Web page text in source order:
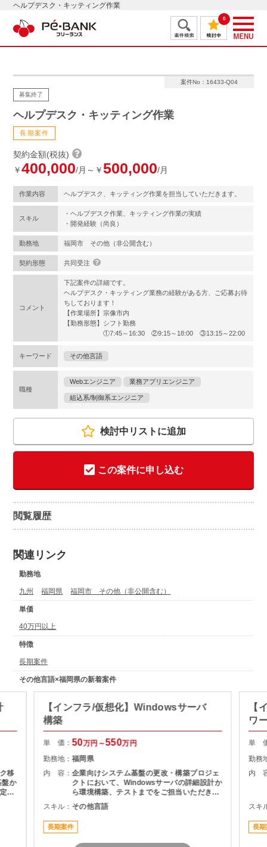
ヘルプデスク・キッティング作業
0
案件No：16433-Q04
募集終了
ヘルプデスク・キッティング作業
長期案件
契約金額(税抜)
￥400,000/月～￥500,000/月
作業内容 ヘルプデスク、キッティング作業を担当していただきます。
スキル
・ヘルプデスク作業、キッティング作業の実績
・開発経験（尚良）
勤務地 福岡市 その他（非公開含む）
契約形態 共同受注
コメント
下記案件の詳細です。
ヘルプデスク・キッティング業務の経験がある方、ご応募お待
ちしております！
【作業場所】宗像市内
【勤務形態】シフト勤務
①7:45～16:30 ②9:15～18:00 ③13:15～22:00
キーワード その他言語
職種
Webエンジニア 業務アプリエンジニア
組込系/制御系エンジニア
検討中リストに追加
この案件に申し込む
閲覧履歴
関連リンク
勤務地
九州 福岡県 福岡市 その他（非公開含む）
単価
40万円以上
特徴
長期案件
その他言語×福岡県の新着案件
移
盤か
、
【インフラ/仮想化】Windowsサーバ
構築
単 価：50万円～550万円
勤務地：福岡県
内 容：企業向けシステム基盤の更改・構築プロジェ
クトにおいて、Windowsサーバの詳細設計か
ら環境構築、テストまでをご担当いただきま
す。
スキル： その他言語
長期案件
【
ワ
単
勤務
内
スキ
長期